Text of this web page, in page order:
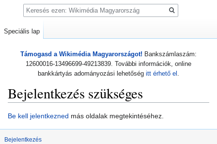
Támogasd a Wikimédia Magyarországot! Bankszámlaszám:
12600016-13496699-49213839. További információk, online
bankkártyás adományozási lehetőség itt érhető el .
Bejelentkezés szükséges
Ugrás
navigációhoz
Ugrás
kereséshez
Be kell jelentkezned más oldalak megtekintéséhez.
Bejelentkezés
Speciális lap
Keresés